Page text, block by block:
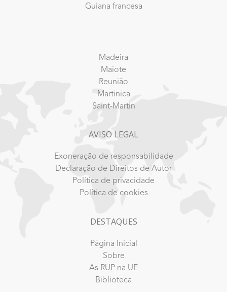
Guiana francesa
Madeira
Maiote
Reunião
Martinica
Saint-Martin
AVISO LEGAL
Exoneração de responsabilidade
Declaração de Direitos de Autor
Política de privacidade
Política de cookies
DESTAQUES
Página Inicial
Sobre
As RUP na UE
Biblioteca